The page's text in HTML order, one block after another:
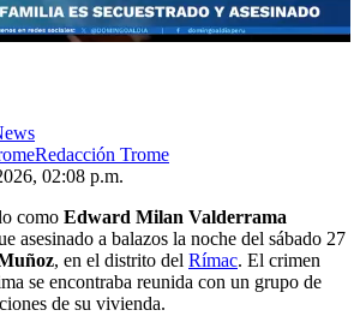
Redacción Trome
02:08 p.m.
como Edward Milan Valderrama
asesinado a balazos la noche del sábado 27
, en el distrito del Rímac. El crimen
se encontraba reunida con un grupo de
de su vivienda.